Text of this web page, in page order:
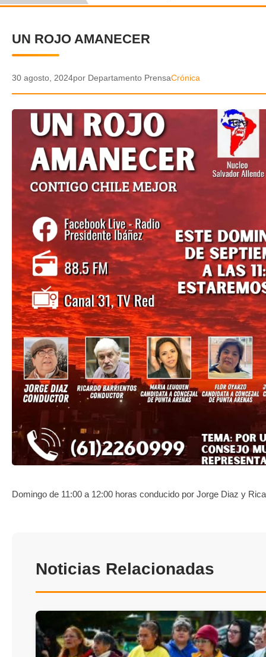
CRÓNICA
DEPORTES
POLICIAL
POLÍTICA
AUDIOS
VIDEOS
GALERIA DE FOTOS
APP MÓVIL
TRANSPARENCIA
✕
UN ROJO AMANECER
30 agosto, 2024por Departamento PrensaCrónica
Domingo de 11:00 a 12:00 horas conducido por Jorge Diaz y
Noticias Relacionadas